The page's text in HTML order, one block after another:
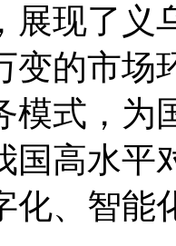
展现了义
变的市场
模式，为
国高水平
化、智能